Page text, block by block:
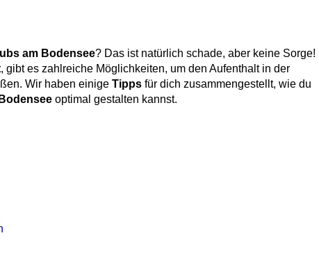
am Bodensee? Das ist natürlich schade, aber keine Sorge!
, gibt es zahlreiche Möglichkeiten, um den Aufenthalt in der
Wir haben einige Tipps für dich zusammengestellt, wie du
optimal gestalten kannst.